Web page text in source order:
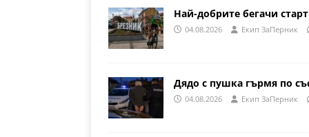
Най-добрите бегачи
04.08.2026 Eкип ЗаПерник
Дядо с пушка гърмя по
04.08.2026 Eкип ЗаПерник